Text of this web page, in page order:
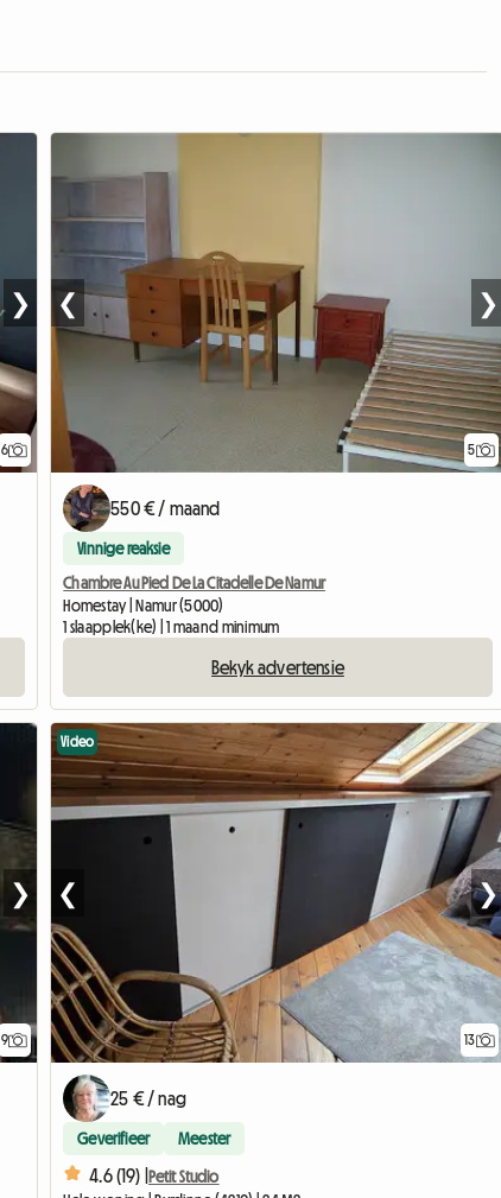
6
❯
5
❮ ❯
550 € / maand
Vinnige reaksie
Chambre Au Pied De La Citadelle De Namur
Homestay | Namur (5000)
1 slaapplek(ke) | 1 maand minimum
Bekyk advertensie
9
❯
13
Video
❮ ❯
25 € / nag
Geverifieer Meester
4.6 (19) |
Petit Studio